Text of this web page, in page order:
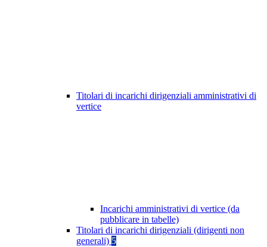
Titolari di incarichi dirigenziali amministrativi di
vertice
Incarichi amministrativi di vertice (da
pubblicare in tabelle)
Titolari di incarichi dirigenziali (dirigenti non
generali) 5